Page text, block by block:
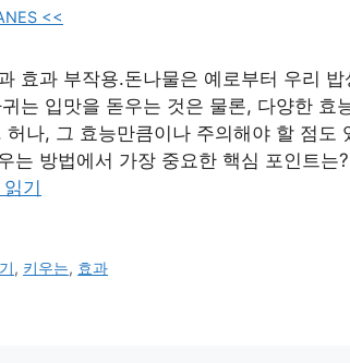
<<
효과 부작용.돈나물은 예로부터 우리
는 입맛을 돋우는 것은 물론, 다양한 효
나, 그 효능만큼이나 주의해야 할 점도
는 방법에서 가장 중요한 핵심 포인트는
기
, 키우는, 효과